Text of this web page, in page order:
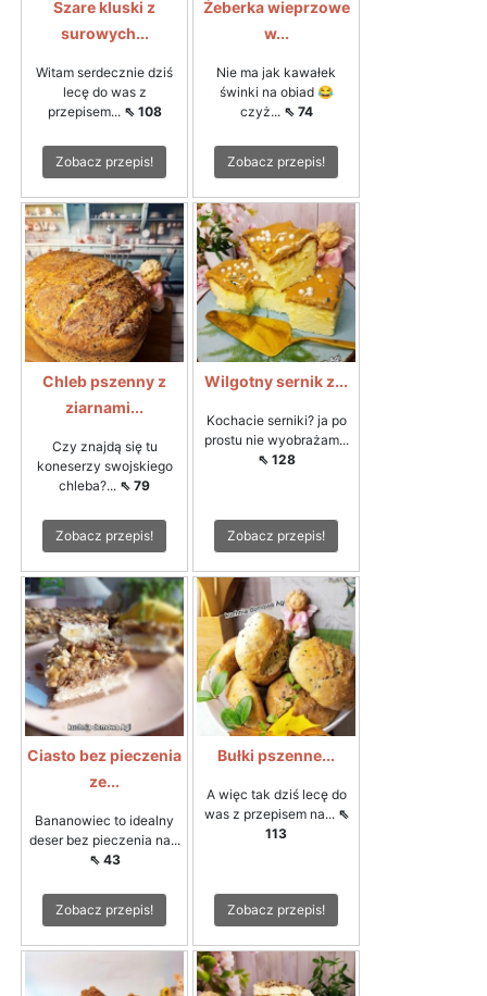
Szare kluski z
surowych...
Witam serdecznie dziś
lecę do was z
przepisem... ⇖ 108
Zobacz przepis!
Żeberka wieprzowe
w...
Nie ma jak kawałek
świnki na obiad 😂
czyż... ⇖ 74
Zobacz przepis!
Chleb pszenny z
ziarnami...
Czy znajdą się tu
koneserzy swojskiego
chleba?... ⇖ 79
Zobacz przepis!
Wilgotny sernik z...
Kochacie serniki? ja po
prostu nie wyobrażam...
⇖ 128
Zobacz przepis!
Ciasto bez pieczenia
ze...
Bananowiec to idealny
deser bez pieczenia na...
⇖ 43
Zobacz przepis!
Bułki pszenne...
A więc tak dziś lecę do
was z przepisem na... ⇖
113
Zobacz przepis!